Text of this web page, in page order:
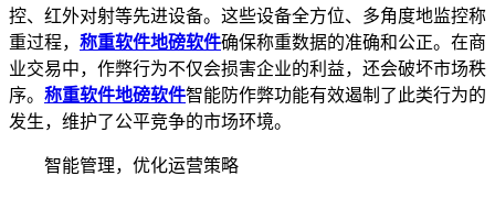
控、红外对射等先进设备。这些设备全方位、多角度地监控称
重过程， 称重软件地磅软件确保称重数据的准确和公正。在商
业交易中，作弊行为不仅会损害企业的利益，还会破坏市场秩
序。 称重软件地磅软件智能防作弊功能有效遏制了此类行为的
发生，维护了公平竞争的市场环境。
智能管理，优化运营策略